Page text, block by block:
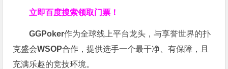
立即百度搜索领取门票！
GGPoker作为全球线上平台龙头，与享誉世界的扑
克盛会WSOP合作，提供选手一个最干净、有保障，且
充满乐趣的竞技环境。